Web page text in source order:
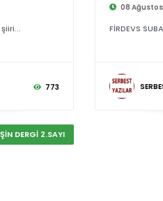
773
08
FİRDEVS
DERGİ 2.SAYI